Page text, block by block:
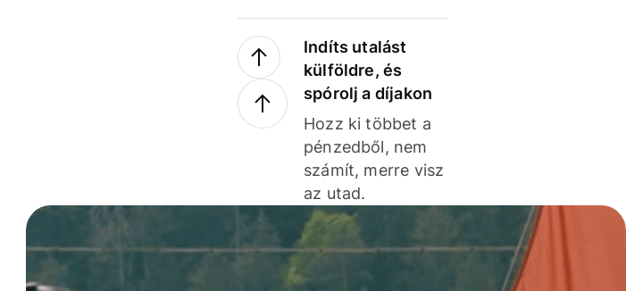
Indíts utalást
külföldre, és
spórolj a díjakon
Hozz ki többet a
pénzedből, nem
számít, merre visz
az utad.